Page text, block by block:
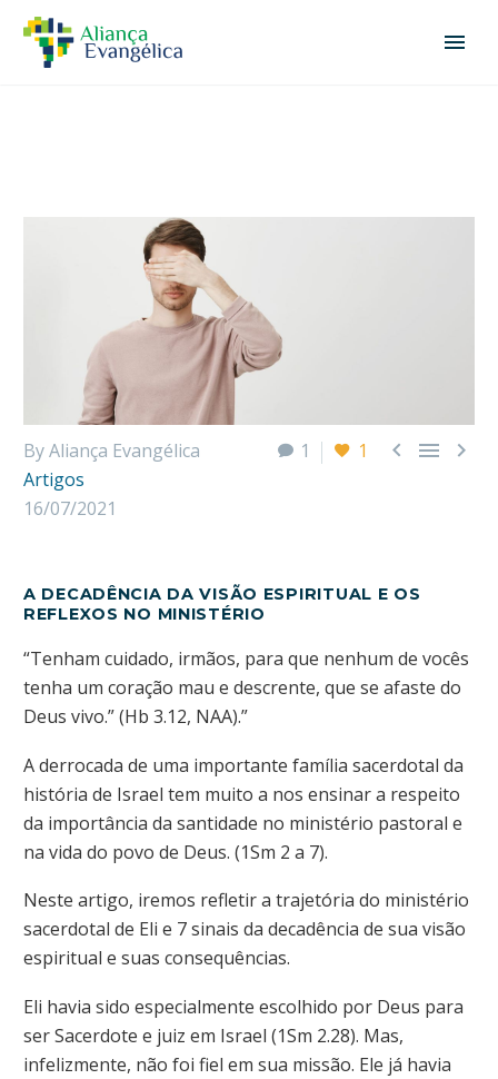
1 1   
By Aliança Evangélica
Artigos
16/07/2021
A DECADÊNCIA DA VISÃO ESPIRITUAL E OS
REFLEXOS NO MINISTÉRIO
“Tenham cuidado, irmãos, para que nenhum de vocês
tenha um coração mau e descrente, que se afaste do
Deus vivo.” (Hb 3.12, NAA).”
A derrocada de uma importante família sacerdotal da
história de Israel tem muito a nos ensinar a respeito
da importância da santidade no ministério pastoral e
na vida do povo de Deus. (1Sm 2 a 7).
Neste artigo, iremos refletir a trajetória do ministério
sacerdotal de Eli e 7 sinais da decadência de sua visão
espiritual e suas consequências.
Eli havia sido especialmente escolhido por Deus para
ser Sacerdote e juiz em Israel (1Sm 2.28). Mas,
infelizmente, não foi fiel em sua missão. Ele já havia